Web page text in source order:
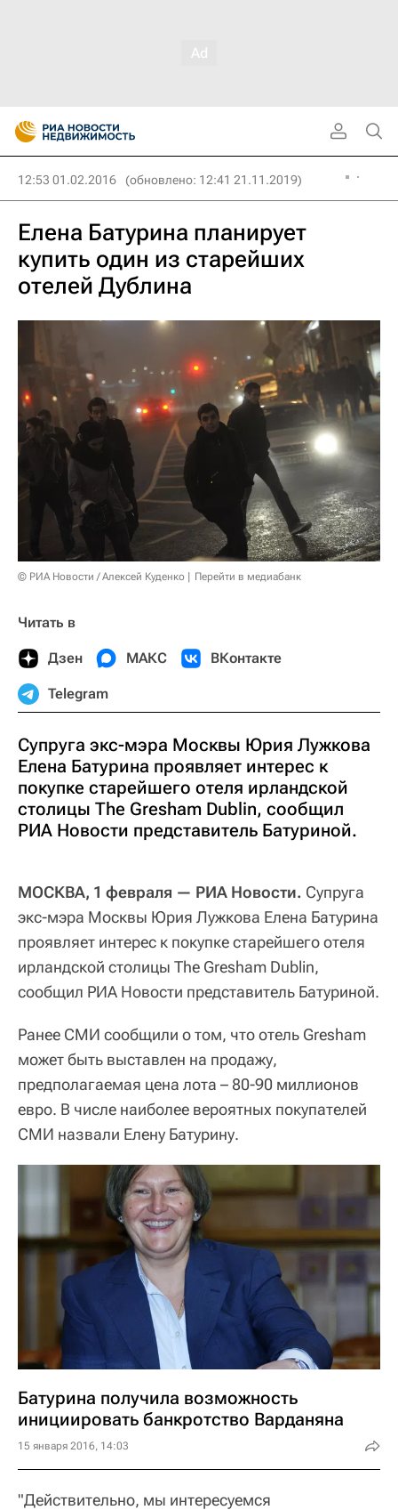
12:53 01.02.2016 (обновлено: 12:41 21.11.2019)
Елена Батурина планирует
купить один из старейших
отелей Дублина
© РИА Новости / Алексей Куденко Перейти в медиабанк
Читать в
Дзен МАКС ВКонтакте
Telegram
Супруга экс-мэра Москвы Юрия Лужкова
Елена Батурина проявляет интерес к
покупке старейшего отеля ирландской
столицы The Gresham Dublin, сообщил
РИА Новости представитель Батуриной.
МОСКВА, 1 февраля — РИА Новости. Супруга
экс-мэра Москвы Юрия Лужкова Елена Батурина
проявляет интерес к покупке старейшего отеля
ирландской столицы The Gresham Dublin,
сообщил РИА Новости представитель Батуриной.
Ранее СМИ сообщили о том, что отель Gresham
может быть выставлен на продажу,
предполагаемая цена лота – 80-90 миллионов
евро. В числе наиболее вероятных покупателей
СМИ назвали Елену Батурину.
Батурина получила возможность
инициировать банкротство Варданяна
15 января 2016, 14:03
"Действительно, мы интересуемся